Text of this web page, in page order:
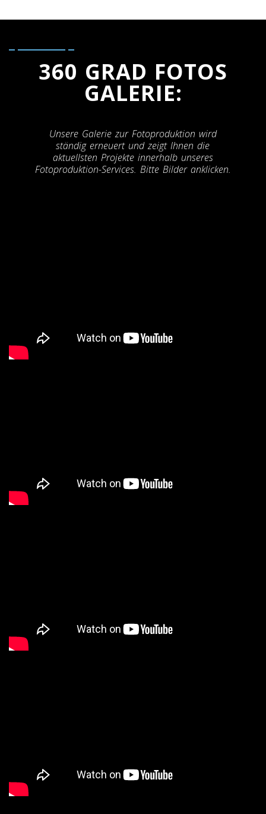
360 GRAD FOTOS
GALERIE:
Unsere Galerie zur Fotoproduktion wird
ständig erneuert und zeigt Ihnen die
aktuellsten Projekte innerhalb unseres
Fotoproduktion-Services. Bitte Bilder anklicken.